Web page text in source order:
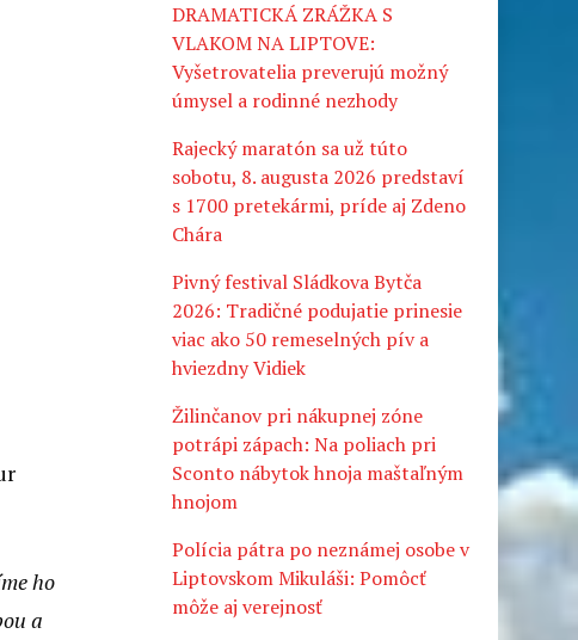
ho
a
DRAMATICKÁ ZRÁŽKA S
VLAKOM NA LIPTOVE:
Vyšetrovatelia preverujú možný
úmysel a rodinné nezhody
Rajecký maratón sa už túto
sobotu, 8. augusta 2026 predstaví
s 1700 pretekármi, príde aj Zdeno
Chára
Pivný festival Sládkova Bytča
2026: Tradičné podujatie prinesie
viac ako 50 remeselných pív a
hviezdny Vidiek
Žilinčanov pri nákupnej zóne
potrápi zápach: Na poliach pri
Sconto nábytok hnoja maštaľným
hnojom
Polícia pátra po neznámej osobe v
Liptovskom Mikuláši: Pomôcť
môže aj verejnosť